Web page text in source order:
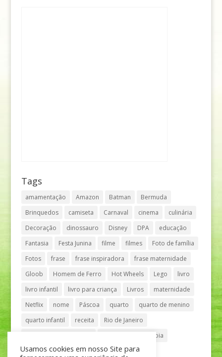
Tags
amamentação Amazon Batman
Bermuda
Brinquedos
camiseta Carnaval cinema
culinária
Decoração
dinossauro Disney DPA
educação
Fantasia
Festa Junina filme filmes
Foto de família
Fotos
frase frase inspiradora
frase maternidade
Gloob
Homem de Ferro Hot Wheels Lego
livro
livro infantil
livro para criança Livros
maternidade
Netflix
nome Páscoa quarto
quarto de menino
quarto infantil
receita
Rio de Janeiro
Shopping Vila Olímpia
São Paulo
teatro tênis
Usamos cookies em nosso Site para